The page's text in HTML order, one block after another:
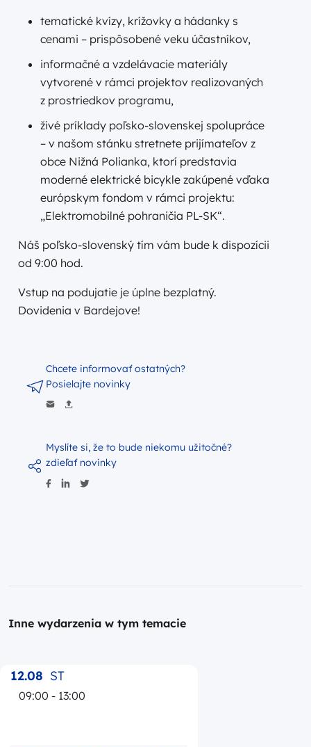
tematické kvízy, krížovky a hádanky s
cenami – prispôsobené veku účastníkov,
informačné a vzdelávacie materiály
vytvorené v rámci projektov realizovaných
z prostriedkov programu,
živé príklady poľsko-slovenskej spolupráce
– v našom stánku stretnete prijímateľov z
obce Nižná Polianka, ktorí predstavia
moderné elektrické bicykle zakúpené vďaka
európskym fondom v rámci projektu:
„Elektromobilné pohraničia PL-SK“.
Náš poľsko-slovenský tím vám bude k dispozícii
od 9:00 hod.
Vstup na podujatie je úplne bezplatný.
Dovidenia v Bardejove!
Myslíte si, že to bude niekomu užitočné?
zdieľať novinky
Chcete informovať ostatných?
Posielajte novinky
Inne wydarzenia w tym temacie
12.08 ST
09:00 - 13:00